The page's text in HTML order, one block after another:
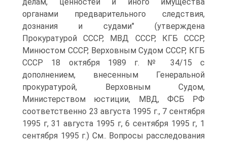
органами предварительного следствия,
дознания и судами" (утверждена
Прокуратурой СССР, МВД СССР, КГБ СССР,
Минюстом СССР, Верховным Судом СССР, КГБ
СССР 18 октября 1989 г. № 34/15 с
дополнением, внесенным Генеральной
прокуратурой, Верховным Судом,
Министерством юстиции, МВД, ФСБ РФ
соответственно 23 августа 1995 г., 7 сентября
1995 г, 31 августа 1995 г, 6 сентября 1995 г, 1
сентября 1995 г.) См.. Вопросы расследования